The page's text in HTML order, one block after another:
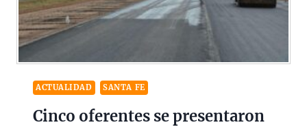
ACTUALIDAD SANTA FE
Cinco oferentes se presentaron